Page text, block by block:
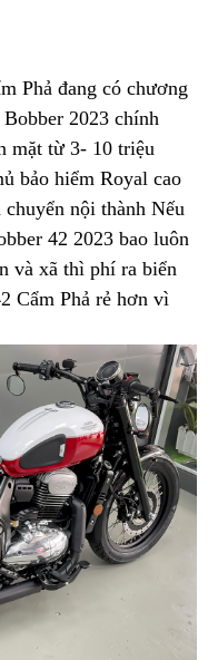
Phả đang có chương
2023 chính
mặt từ 3- 10 triệu
bảo hiểm Royal chất
lượng
cao
chuyển nội thành có
đăng
ký
kiểm
chất
lượng
Nếu
42 2023 showroom
bao luôn
và xã thì phí ra biển
Cẩm Phả rẻ hơn vì